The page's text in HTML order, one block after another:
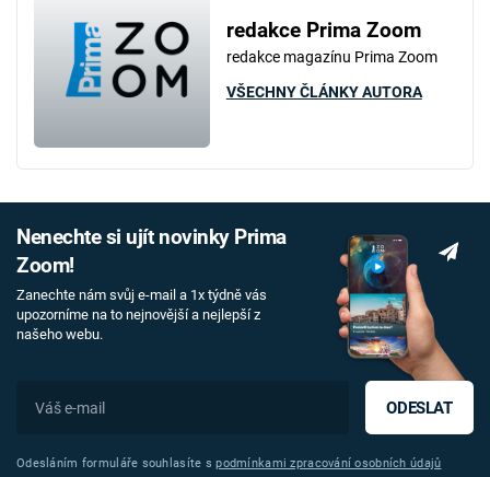
redakce Prima Zoom
redakce magazínu Prima Zoom
VŠECHNY ČLÁNKY AUTORA
Nenechte si ujít novinky Prima
Zoom!
Zanechte nám svůj e-mail a 1x týdně vás
upozorníme na to nejnovější a nejlepší z
našeho webu.
ODESLAT
Odesláním formuláře souhlasíte spodmínkami zpracování osobních údajů